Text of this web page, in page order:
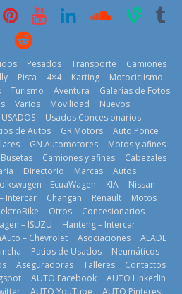
reúne a
de
de todo
en
OMBC
6 de mayo de
3 de agosto de
La FEDAK
recibe 12
Sinotruk
Bolden para
cubrir las rutas
de La Vuelta
31 de julio de
2026
Pesados Transporte
Camiones
Pista 4×4 Karting
Motociclismo
Turismo Aventura
Galerías de Fotos
Varios Movilidad
Nuevos
USADOS
Usados Concesionarios
de Autos GR Motors
Auto Ponce
GN Automotores
Motos y afines
Camiones y afines
Cabezales
Directorio Marcas
Autos
– EcuaWagen KIA
Nissan
Intercar Changan Renault
Motos
Otros
Concesionarios
– ISUZU
Hanteng – Intercar
– Chevrolet Asociaciones
AEADE
Patios de Usados
Neumáticos
Aseguradoras Talleres
Contactos
AUTO Facebook
AUTO LinkedIn